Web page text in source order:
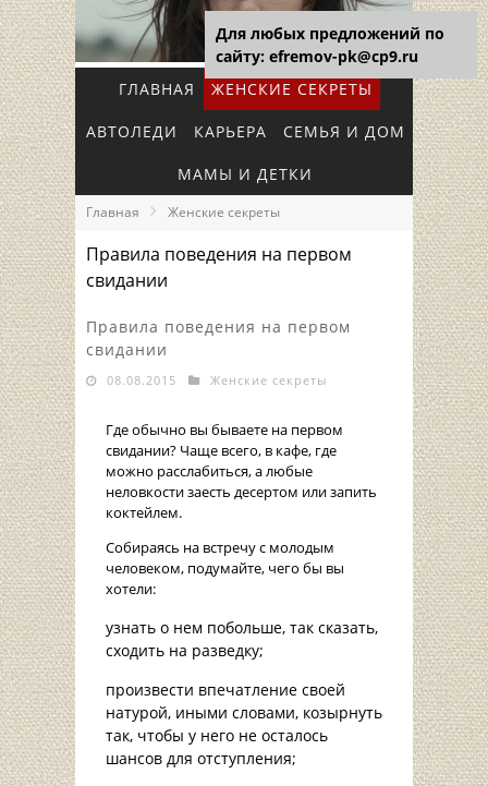
ГЛАВНАЯ ЖЕНСКИЕ СЕКРЕТЫ
АВТОЛЕДИ КАРЬЕРА СЕМЬЯ И ДОМ
МАМЫ И ДЕТКИ
Главная Женские секреты
Правила поведения на первом
свидании
Правила поведения на первом
свидании
08.08.2015 Женские секреты
Где обычно вы бываете на первом
свидании? Чаще всего, в кафе, где
можно расслабиться, а любые
неловкости заесть десертом или запить
коктейлем.
Собираясь на встречу с молодым
человеком, подумайте, чего бы вы
хотели:
узнать о нем побольше, так сказать,
сходить на разведку;
произвести впечатление своей
натурой, иными словами, козырнуть
так, чтобы у него не осталось
шансов для отступления;
Для любых предложений по
сайту: efremov-pk@cp9.ru